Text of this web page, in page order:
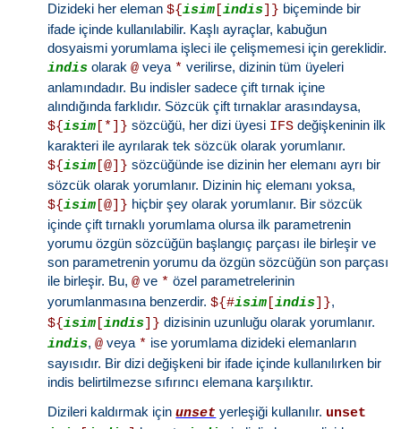
Dizideki her eleman${isim [indis ]} biçeminde bir
ifade içinde kullanılabilir. Kaşlı ayraçlar, kabuğun
dosyaismi yorumlama işleci ile çelişmemesi için gereklidir.
indis olarak@ veya * verilirse, dizinin tüm üyeleri
anlamındadır. Bu indisler sadece çift tırnak içine
alındığında farklıdır. Sözcük çift tırnaklar arasındaysa,
${isim [*]} sözcüğü, her dizi üyesi IFS değişkeninin ilk
karakteri ile ayrılarak tek sözcük olarak yorumlanır.
${isim [@]} sözcüğünde ise dizinin her elemanı ayrı bir
sözcük olarak yorumlanır. Dizinin hiç elemanı yoksa,
${isim [@]} hiçbir şey olarak yorumlanır. Bir sözcük
içinde çift tırnaklı yorumlama olursa ilk parametrenin
yorumu özgün sözcüğün başlangıç parçası ile birleşir ve
son parametrenin yorumu da özgün sözcüğün son parçası
ile birleşir. Bu,@ ve * özel parametrelerinin
yorumlanmasına benzerdir.${#isim [indis ]},
${isim [indis ]} dizisinin uzunluğu olarak yorumlanır.
indis,@ veya * ise yorumlama dizideki elemanların
sayısıdır. Bir dizi değişkeni bir ifade içinde kullanılırken bir
indis belirtilmezse sıfırıncı elemana karşılıktır.
Dizileri kaldırmak içinunset yerleşiği kullanılır. unset